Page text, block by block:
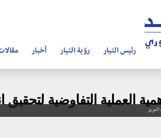
رئيس التيار رؤية التيار أخبار
العملية التفاوضية